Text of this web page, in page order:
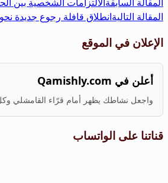
المقالة السابقة الالتزامات الشخصية بين
المقالة التالية انطلاق قافلة رجوع جديدة
الإعلان في الموقع
أعلن في Qamishly.com
واجعل نشاطك يظهر أمام قرّاء القامشلي
قناتنا على الواتساب